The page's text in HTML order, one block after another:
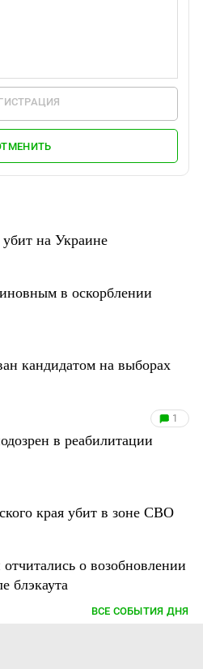
на Украине
в оскорблении
кандидатом на выборах
1
в реабилитации
края убит в зоне СВО
о возобновлении
блэкаута
ВСЕ СОБЫТИЯ ДНЯ